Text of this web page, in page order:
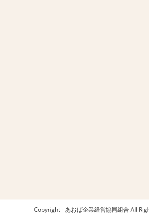
Copyright - あおば企業経営協同組合 All